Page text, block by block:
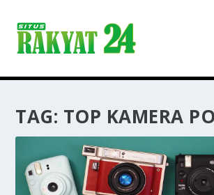
TAG: TOP KAMERA